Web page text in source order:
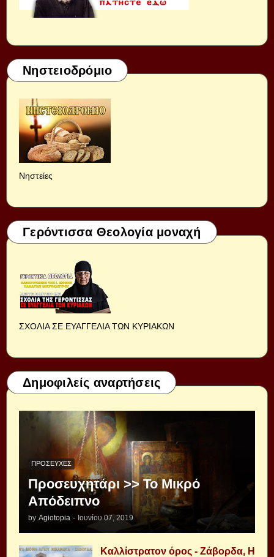
Νηστειοδρόμιο
Νηστείες
Γερόντισσα Θεολογία μοναχή
ΣΧΟΛΙΑ ΣΕ ΕΥΑΓΓΕΛΙΑ ΤΩΝ ΚΥΡΙΑΚΩΝ
Δημοφιλείς αναρτήσεις
ΠΡΟΣΕΥΧΈΣ
Προσευχητάρι >> Το Μικρό
Απόδειπνο
by Agiotopia - Ιουνίου 07, 2019
Καλλίστρατον όρος - Ζάβορδα, Η